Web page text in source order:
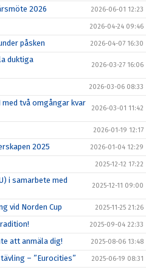
2026 2026-06-01 12:23
2026-04-24 09:46
påsken 2026-04-07 16:30
duktiga
2026-03-27 16:06
2026-03-06 08:33
med två omgångar kvar
2026-03-01 11:42
2026-01-19 12:17
2025 2026-01-04 12:29
2025-12-12 17:22
i samarbete med
2025-12-11 09:00
vid Norden Cup 2025-11-25 21:26
2025-09-04 22:33
att anmäla dig! 2025-08-06 13:48
– ”Eurocities” 2025-06-19 08:31